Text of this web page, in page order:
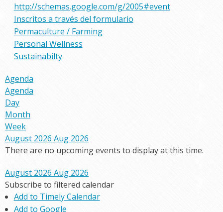
http://schemas.google.com/g/2005#event
Inscritos a través del formulario
Permaculture / Farming
Personal Wellness
Sustainabilty
Agenda
Agenda
Day
Month
Week
August 2026 Aug 2026
There are no upcoming events to display at this time.
August 2026 Aug 2026
Subscribe to filtered calendar
Add to Timely Calendar
Add to Google